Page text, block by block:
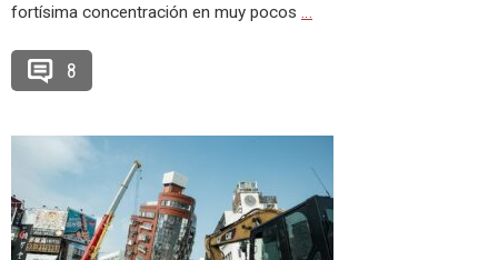
fortísima concentración en muy pocos …
8